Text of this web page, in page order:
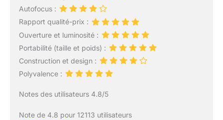
Autofocus :
Rapport qualité-prix :
Ouverture et luminosité :
Portabilité (taille et poids) :
Construction et design :
Polyvalence :
Notes des utilisateurs 4.8/5
Note de 4.8 pour 12113 utilisateurs